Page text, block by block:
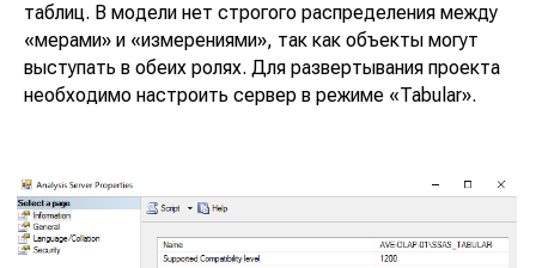
таблиц. В модели нет строгого распределения между
«мерами» и «измерениями», так как объекты могут
выступать в обеих ролях. Для развертывания проекта
необходимо настроить сервер в режиме «Tabular».